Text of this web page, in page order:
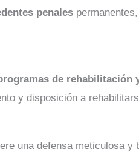
penales
de rehabilitación
y disposición a
una defensa meticulosa